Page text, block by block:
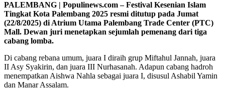
PALEMBANG | Populinews.com – Festival Kesenian Islam
Tingkat Kota Palembang 2025 resmi ditutup pada Jumat
(22/8/2025) di Atrium Utama Palembang Trade Center (PTC)
Mall. Dewan juri menetapkan sejumlah pemenang dari tiga
cabang lomba.
Di cabang rebana umum, juara I diraih grup Miftahul Jannah, juara
II Asy Syakirin, dan juara III Nurhasanah. Adapun cabang hadroh
menempatkan Aishwa Nahla sebagai juara I, disusul Ashabil Yamin
dan Manar Assalam.